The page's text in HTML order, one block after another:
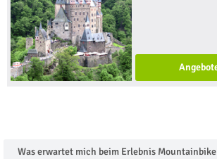
Was erwartet mich beim Erlebnis Mountainbike